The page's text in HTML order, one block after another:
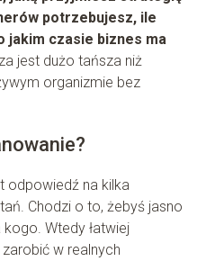
potrzebujesz, ile
jakim czasie biznes ma
jest dużo tańsza niż
organizmie bez
odpowiedź na kilka
Chodzi o to, żebyś jasno
Wtedy łatwiej
w realnych